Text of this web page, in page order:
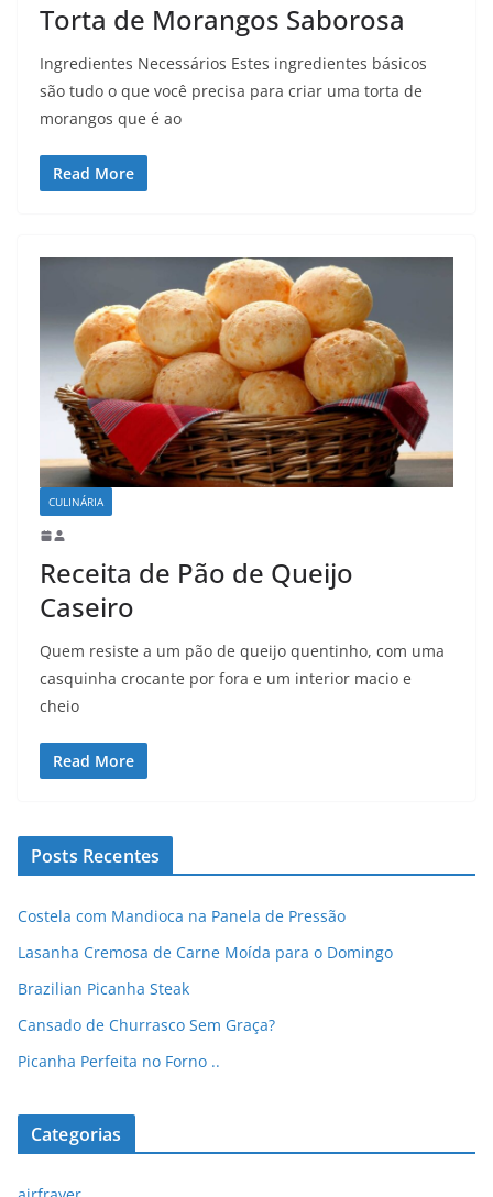
Torta de Morangos Saborosa
Ingredientes Necessários Estes ingredientes básicos
são tudo o que você precisa para criar uma torta de
morangos que é ao
Read More
CULINÁRIA
Receita de Pão de Queijo
Caseiro
Quem resiste a um pão de queijo quentinho, com uma
casquinha crocante por fora e um interior macio e
cheio
Read More
Posts Recentes
Costela com Mandioca na Panela de Pressão
Lasanha Cremosa de Carne Moída para o Domingo
Brazilian Picanha Steak
Cansado de Churrasco Sem Graça?
Picanha Perfeita no Forno ..
Categorias